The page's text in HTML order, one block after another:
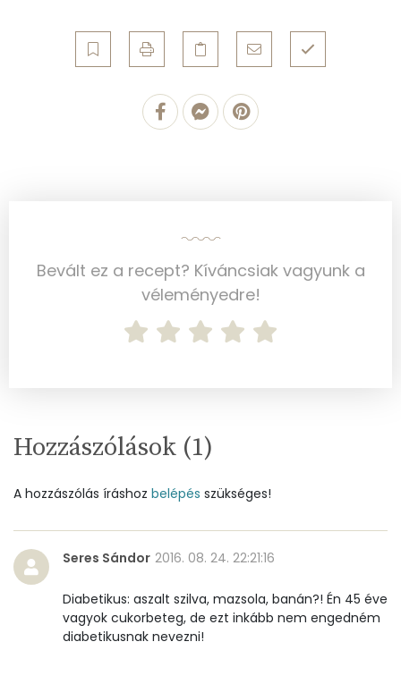
Egyszeresen telítetlen zsírsav:
8 g
Többszörösen telítetlen zsírsav
Foszfor
Nátrium
Réz
0 mg
Szénhidrát
Bevált ez a recept? Kíváncsiak vagyunk a
véleményedre!
Hozzászólások (1)
A hozzászólás íráshoz belépés szükséges!
Seres Sándor 2016. 08. 24. 22:21:16
Diabetikus: aszalt szilva, mazsola, banán?! Én 45 éve
vagyok cukorbeteg, de ezt inkább nem engedném
diabetikusnak nevezni!